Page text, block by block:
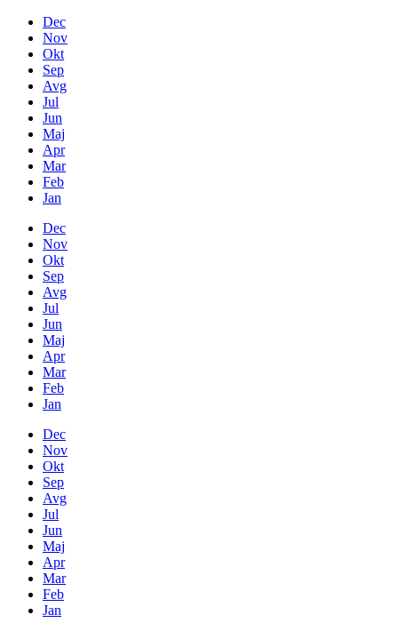
Dec
Nov
Okt
Sep
Avg
Jul
Jun
Maj
Apr
Mar
Feb
Jan
Dec
Nov
Okt
Sep
Avg
Jul
Jun
Maj
Apr
Mar
Feb
Jan
Dec
Nov
Okt
Sep
Avg
Jul
Jun
Maj
Apr
Mar
Feb
Jan